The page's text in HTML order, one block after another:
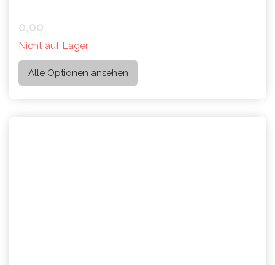
0,00
Nicht auf Lager
Alle Optionen ansehen